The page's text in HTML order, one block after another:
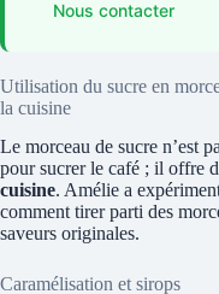
Nous contacter
Utilisation du sucre en
la cuisine
Le morceau de sucre n’est
pour sucrer le café ; il offre
cuisine. Amélie a
comment tirer parti des
saveurs originales.
Caramélisation et sirops